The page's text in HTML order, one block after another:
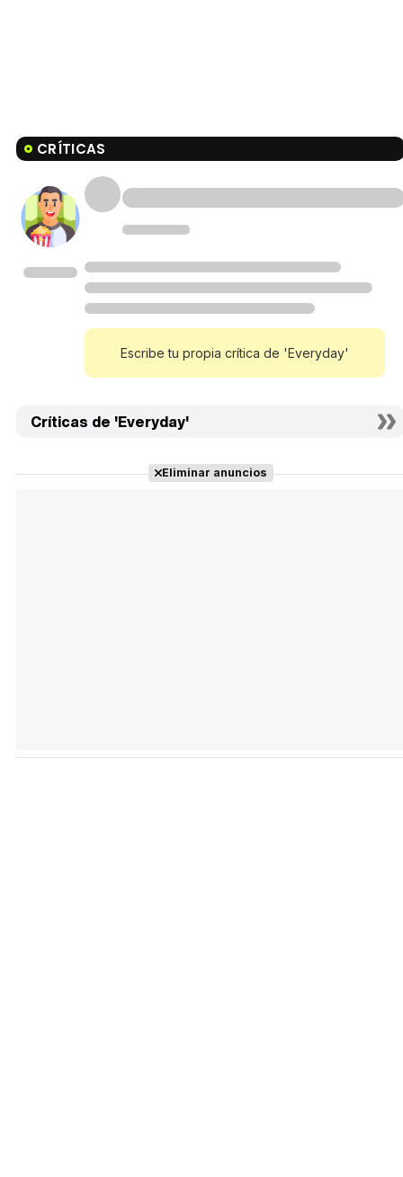
CRÍTICAS
Escribe tu propia crítica de 'Everyday'
Críticas de 'Everyday'
Eliminar anuncios